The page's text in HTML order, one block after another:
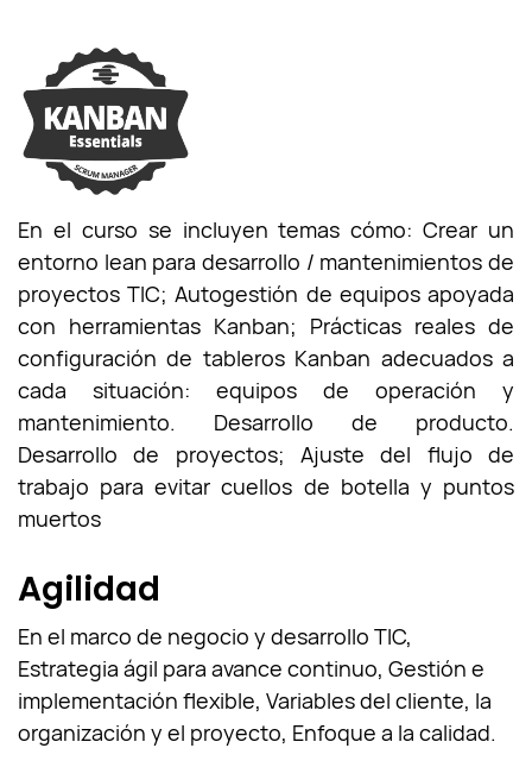
En el curso se incluyen temas cómo: Crear un
entorno lean para desarrollo / mantenimientos de
proyectos TIC; Autogestión de equipos apoyada
con herramientas Kanban; Prácticas reales de
configuración de tableros Kanban adecuados a
cada situación: equipos de operación y
mantenimiento. Desarrollo de producto.
Desarrollo de proyectos; Ajuste del flujo de
trabajo para evitar cuellos de botella y puntos
muertos
Agilidad
En el marco de negocio y desarrollo TIC,
Estrategia ágil para avance continuo, Gestión e
implementación flexible, Variables del cliente, la
organización y el proyecto, Enfoque a la calidad.